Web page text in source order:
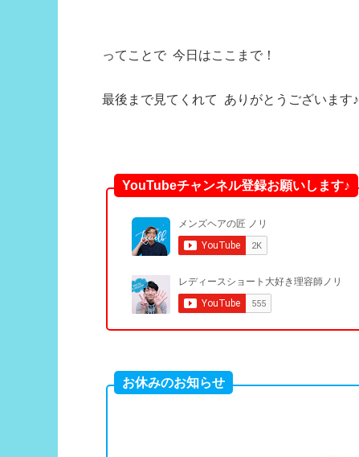
ってことで 今日はここまで！
最後まで見てくれて ありがとうございます♪
YouTubeチャンネル登録お願いします♪
お休みのお知らせ